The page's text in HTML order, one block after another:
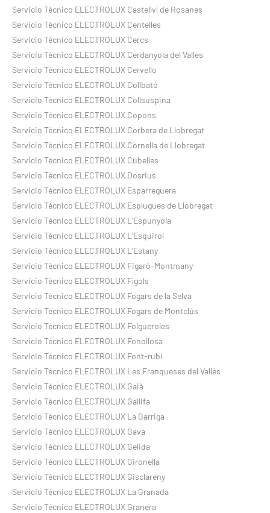
Servicio Técnico ELECTROLUX Castellví de Rosanes
Servicio Técnico ELECTROLUX Centelles
Servicio Técnico ELECTROLUX Cercs
Servicio Técnico ELECTROLUX Cerdanyola del Valles
Servicio Técnico ELECTROLUX Cervello
Servicio Técnico ELECTROLUX Collbató
Servicio Técnico ELECTROLUX Collsuspina
Servicio Técnico ELECTROLUX Copons
Servicio Técnico ELECTROLUX Corbera de Llobregat
Servicio Técnico ELECTROLUX Cornella de Llobregat
Servicio Técnico ELECTROLUX Cubelles
Servicio Técnico ELECTROLUX Dosrius
Servicio Técnico ELECTROLUX Esparreguera
Servicio Técnico ELECTROLUX Esplugues de Llobregat
Servicio Técnico ELECTROLUX L’Espunyola
Servicio Técnico ELECTROLUX L’Esquirol
Servicio Técnico ELECTROLUX L’Estany
Servicio Técnico ELECTROLUX Figaró-Montmany
Servicio Técnico ELECTROLUX Fígols
Servicio Técnico ELECTROLUX Fogars de la Selva
Servicio Técnico ELECTROLUX Fogars de Montclús
Servicio Técnico ELECTROLUX Folgueroles
Servicio Técnico ELECTROLUX Fonollosa
Servicio Técnico ELECTROLUX Font-rubí
Servicio Técnico ELECTROLUX Les Franqueses del Vallès
Servicio Técnico ELECTROLUX Gaià
Servicio Técnico ELECTROLUX Gallifa
Servicio Técnico ELECTROLUX La Garriga
Servicio Técnico ELECTROLUX Gava
Servicio Técnico ELECTROLUX Gelida
Servicio Técnico ELECTROLUX Gironella
Servicio Técnico ELECTROLUX Gisclareny
Servicio Técnico ELECTROLUX La Granada
Servicio Técnico ELECTROLUX Granera